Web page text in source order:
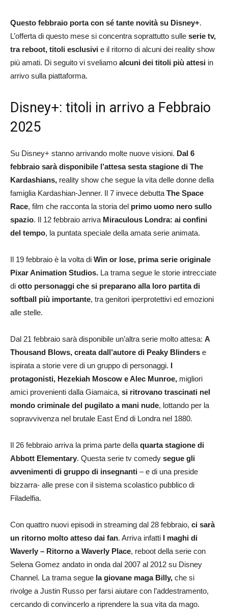
Questo febbraio porta con sé tante novità su Disney+.
L’offerta di questo mese si concentra soprattutto sulle serie tv,
tra reboot, titoli esclusivi e il ritorno di alcuni dei reality show
più amati. Di seguito vi sveliamo alcuni dei titoli più attesi in
arrivo sulla piattaforma.
Disney+: titoli in arrivo a Febbraio
2025
Su Disney+ stanno arrivando molte nuove visioni. Dal 6
febbraio sarà disponibile l’attesa sesta stagione di The
Kardashians, reality show che segue la vita delle donne della
famiglia Kardashian-Jenner. Il 7 invece debutta The Space
Race, film che racconta la storia del primo uomo nero sullo
spazio. Il 12 febbraio arriva Miraculous Londra: ai confini
del tempo, la puntata speciale della amata serie animata.
Il 19 febbraio è la volta di Win or lose, prima serie originale
Pixar Animation Studios. La trama segue le storie intrecciate
di otto personaggi che si preparano alla loro partita di
softball più importante, tra genitori iperprotettivi ed emozioni
alle stelle.
Dal 21 febbraio sarà disponibile un’altra serie molto attesa: A
Thousand Blows, creata dall’autore di Peaky Blinders e
ispirata a storie vere di un gruppo di personaggi. I
protagonisti, Hezekiah Moscow e Alec Munroe, migliori
amici provenienti dalla Giamaica, si ritrovano trascinati nel
mondo criminale del pugilato a mani nude, lottando per la
sopravvivenza nel brutale East End di Londra nel 1880.
Il 26 febbraio arriva la prima parte della quarta stagione di
Abbott Elementary. Questa serie tv comedy segue gli
avvenimenti di gruppo di insegnanti – e di una preside
bizzarra- alle prese con il sistema scolastico pubblico di
Filadelfia.
Con quattro nuovi episodi in streaming dal 28 febbraio, ci sarà
un ritorno molto atteso dai fan. Arriva infatti I maghi di
Waverly – Ritorno a Waverly Place, reboot della serie con
Selena Gomez andato in onda dal 2007 al 2012 su Disney
Channel. La trama segue la giovane maga Billy, che si
rivolge a Justin Russo per farsi aiutare con l’addestramento,
cercando di convincerlo a riprendere la sua vita da mago.